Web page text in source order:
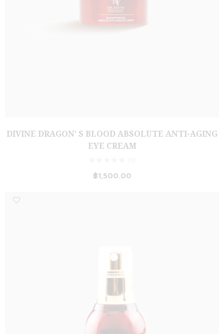
DIVINE DRAGON’ S BLOOD ABSOLUTE ANTI-AGING
EYE CREAM
฿1,500.00